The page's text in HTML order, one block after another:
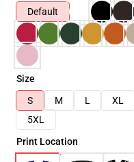
Default
Size
S
M L XL
5XL
Print Location